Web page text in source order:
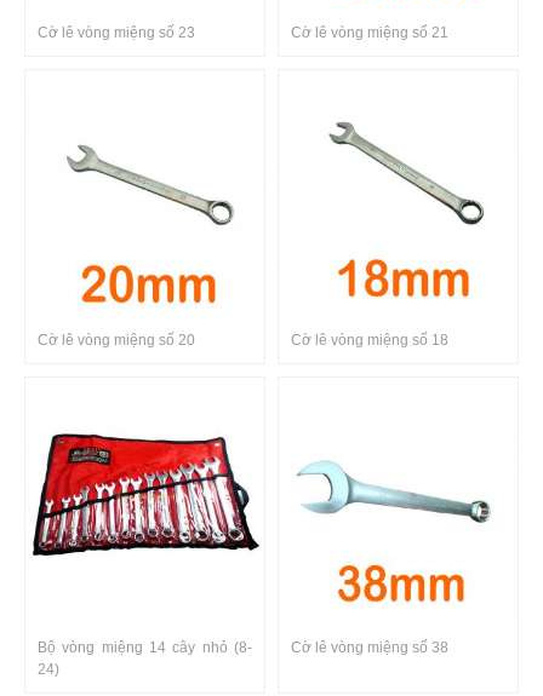
Cờ lê vòng miệng số 23 Cờ lê vòng miệng số 21
Cờ lê vòng miệng số 20 Cờ lê vòng miệng số 18
Bộ vòng miệng 14 cây nhỏ (8-
24)
Cờ lê vòng miệng số 38